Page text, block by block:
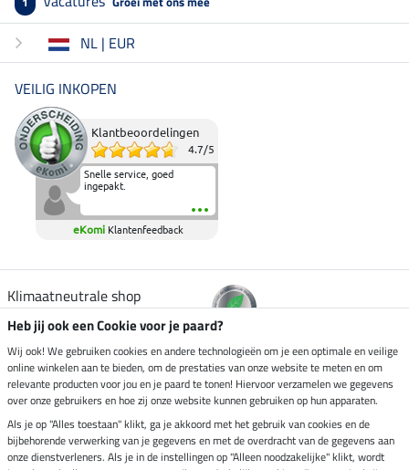
NL | EUR
VEILIG INKOPEN
Klantbeoordelingen
4.7/5
Snelle service, goed
ingepakt.
eKomi Klantenfeedback
Klimaatneutrale shop
Verzending per
Veilig betalen met
Heb jij ook een Cookie voor je paard?
Wij ook! We gebruiken cookies en andere technologieën om je een optimale en veilige
online winkelen aan te bieden, om de prestaties van onze website te meten en om
relevante producten voor jou en je paard te tonen! Hiervoor verzamelen we gegevens
over onze gebruikers en hoe zij onze website kunnen gebruiken op hun apparaten.
Als je op "Alles toestaan" klikt, ga je akkoord met het gebruik van cookies en de
bijbehorende verwerking van je gegevens en met de overdracht van de gegevens aan
onze dienstverleners. Als je in de instellingen op "Alleen noodzakelijke" klikt, wordt